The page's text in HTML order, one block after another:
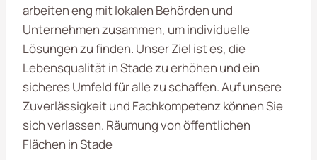
arbeiten eng mit lokalen Behörden und
Unternehmen zusammen, um individuelle
Lösungen zu finden. Unser Ziel ist es, die
Lebensqualität in Stade zu erhöhen und ein
sicheres Umfeld für alle zu schaffen. Auf unsere
Zuverlässigkeit und Fachkompetenz können Sie
sich verlassen. Räumung von öffentlichen
Flächen in Stade